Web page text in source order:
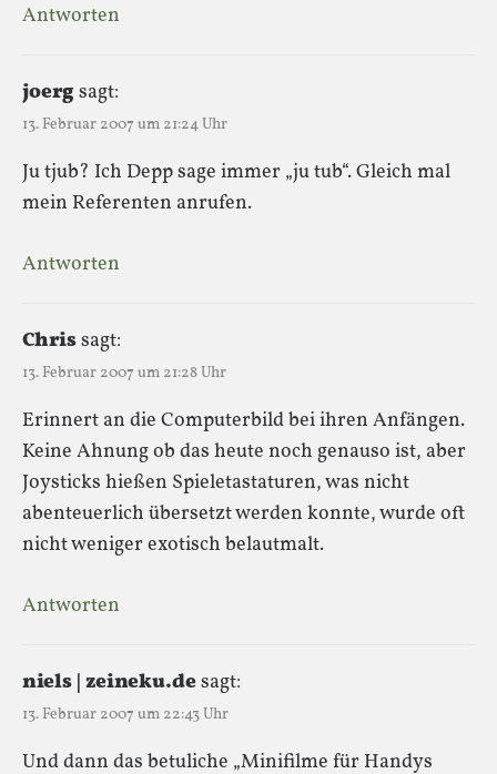
Antworten
joergsagt:
13. Februar 2007 um 21:24 Uhr
Ju tjub? Ich Depp sage immer „ju tub“. Gleich mal
mein Referenten anrufen.
Antworten
Chrissagt:
13. Februar 2007 um 21:28 Uhr
Erinnert an die Computerbild bei ihren Anfängen.
Keine Ahnung ob das heute noch genauso ist, aber
Joysticks hießen Spieletastaturen, was nicht
abenteuerlich übersetzt werden konnte, wurde oft
nicht weniger exotisch belautmalt.
Antworten
niels | zeineku.desagt:
13. Februar 2007 um 22:43 Uhr
Und dann das betuliche „Minifilme für Handys